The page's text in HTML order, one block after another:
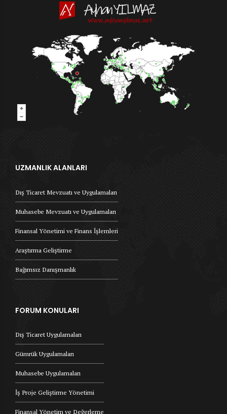
UZMANLIK ALANLARI
Dış Ticaret Mevzuatı ve Uygulamaları
Muhasebe Mevzuatı ve Uygulamaları
Finansal Yönetimi ve Finans İşlemleri
Araştırma Geliştirme
Bağımsız Danışmanlık
FORUM KONULARI
Dış Ticaret Uygulamaları
Gümrük Uygulamaları
Muhasebe Uygulamaları
İş Proje Geliştirme Yönetimi
Finansal Yönetim ve Değerleme